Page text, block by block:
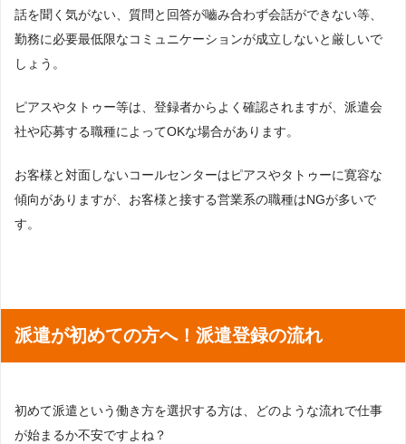
話を聞く気がない、質問と回答が嚙み合わず会話ができない等、
勤務に必要最低限なコミュニケーションが成立しないと厳しいで
しょう。
ピアスやタトゥー等は、登録者からよく確認されますが、派遣会
社や応募する職種によってOKな場合があります。
お客様と対面しないコールセンターはピアスやタトゥーに寛容な
傾向がありますが、お客様と接する営業系の職種はNGが多いで
す。
派遣が初めての方へ！派遣登録の流れ
初めて派遣という働き方を選択する方は、どのような流れで仕事
が始まるか不安ですよね？